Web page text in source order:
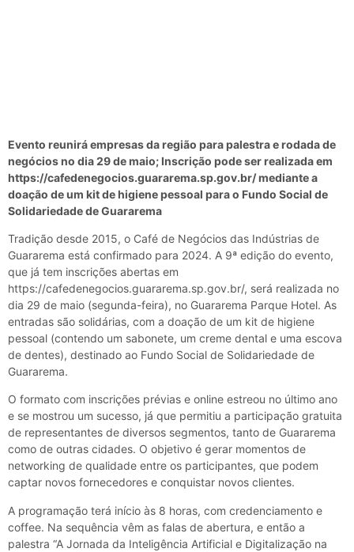
Evento reunirá empresas da região para palestra e rodada de
negócios no dia 29 de maio; Inscrição pode ser realizada em
https://cafedenegocios.guararema.sp.gov.br/ mediante a
doação de um kit de higiene pessoal para o Fundo Social de
Solidariedade de Guararema
Tradição desde 2015, o Café de Negócios das Indústrias de
Guararema está confirmado para 2024. A 9ª edição do evento,
que já tem inscrições abertas em
https://cafedenegocios.guararema.sp.gov.br/, será realizada no
dia 29 de maio (segunda-feira), no Guararema Parque Hotel. As
entradas são solidárias, com a doação de um kit de higiene
pessoal (contendo um sabonete, um creme dental e uma escova
de dentes), destinado ao Fundo Social de Solidariedade de
Guararema.
O formato com inscrições prévias e online estreou no último ano
e se mostrou um sucesso, já que permitiu a participação gratuita
de representantes de diversos segmentos, tanto de Guararema
como de outras cidades. O objetivo é gerar momentos de
networking de qualidade entre os participantes, que podem
captar novos fornecedores e conquistar novos clientes.
A programação terá início às 8 horas, com credenciamento e
coffee. Na sequência vêm as falas de abertura, e então a
palestra “A Jornada da Inteligência Artificial e Digitalização na